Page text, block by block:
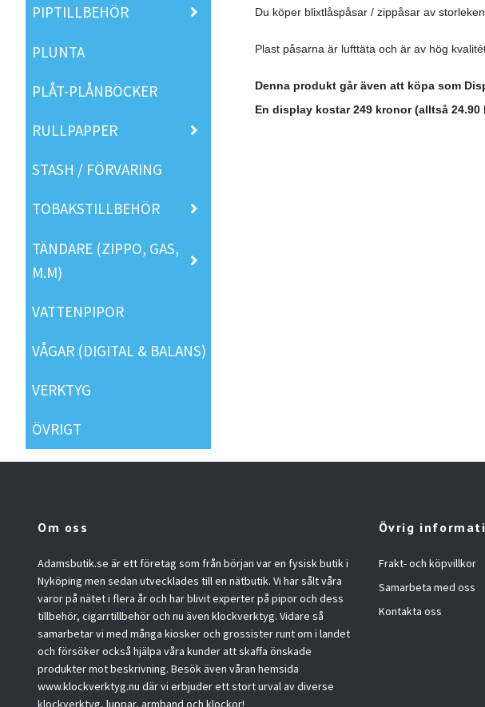
PIPTILLBEHÖR
PLUNTA
PLÅT-PLÅNBÖCKER
RULLPAPPER
STASH / FÖRVARING
TOBAKSTILLBEHÖR
TÄNDARE (ZIPPO, GAS,
M.M)
VATTENPIPOR
VÅGAR (DIGITAL & BALANS)
VERKTYG
ÖVRIGT
Du köper blixtlåspåsar / zippåsar av
Plast påsarna är lufttäta och är av hög
Denna produkt går även att köpa som
En display kostar 249 kronor (alltså 24.90
Om oss
Adamsbutik.se är ett företag som från början var en fysisk butik i
Nyköping men sedan utvecklades till en nätbutik. Vi har sålt våra
varor på nätet i flera år och har blivit experter på pipor och dess
tillbehör, cigarrtillbehör och nu även klockverktyg. Vidare så
samarbetar vi med många kiosker och grossister runt om i landet
och försöker också hjälpa våra kunder att skaffa önskade
produkter mot beskrivning. Besök även våran hemsida
www.klockverktyg.nu där vi erbjuder ett stort urval av diverse
klockverktyg, luppar, armband och klockor!
Övrig
Frakt- och köpvillkor
Samarbeta med oss
Kontakta oss